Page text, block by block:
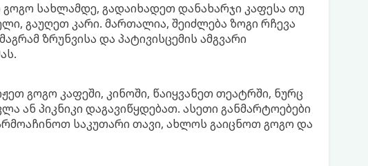
სახლამდე, გადაიხადეთ დანახარჯი კაფესა თუ
გაუღეთ კარი. მართალია, შეიძლება ზოგი რჩევა
ზრუნვისა და პატივისცემის ამგვარი
გოგო კაფეში, კინოში, წაიყვანეთ თეატრში, ნურც
ან პიკნიკი დაგავიწყდებათ. ასეთი განმარტოებები
საკუთარი თავი, ახლოს გაიცნოთ გოგო და